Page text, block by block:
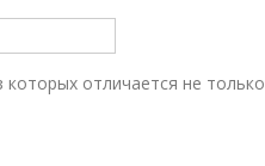
которых отличается не только